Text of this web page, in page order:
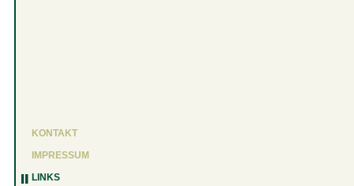
KONTAKT
IMPRESSUM
LINKS